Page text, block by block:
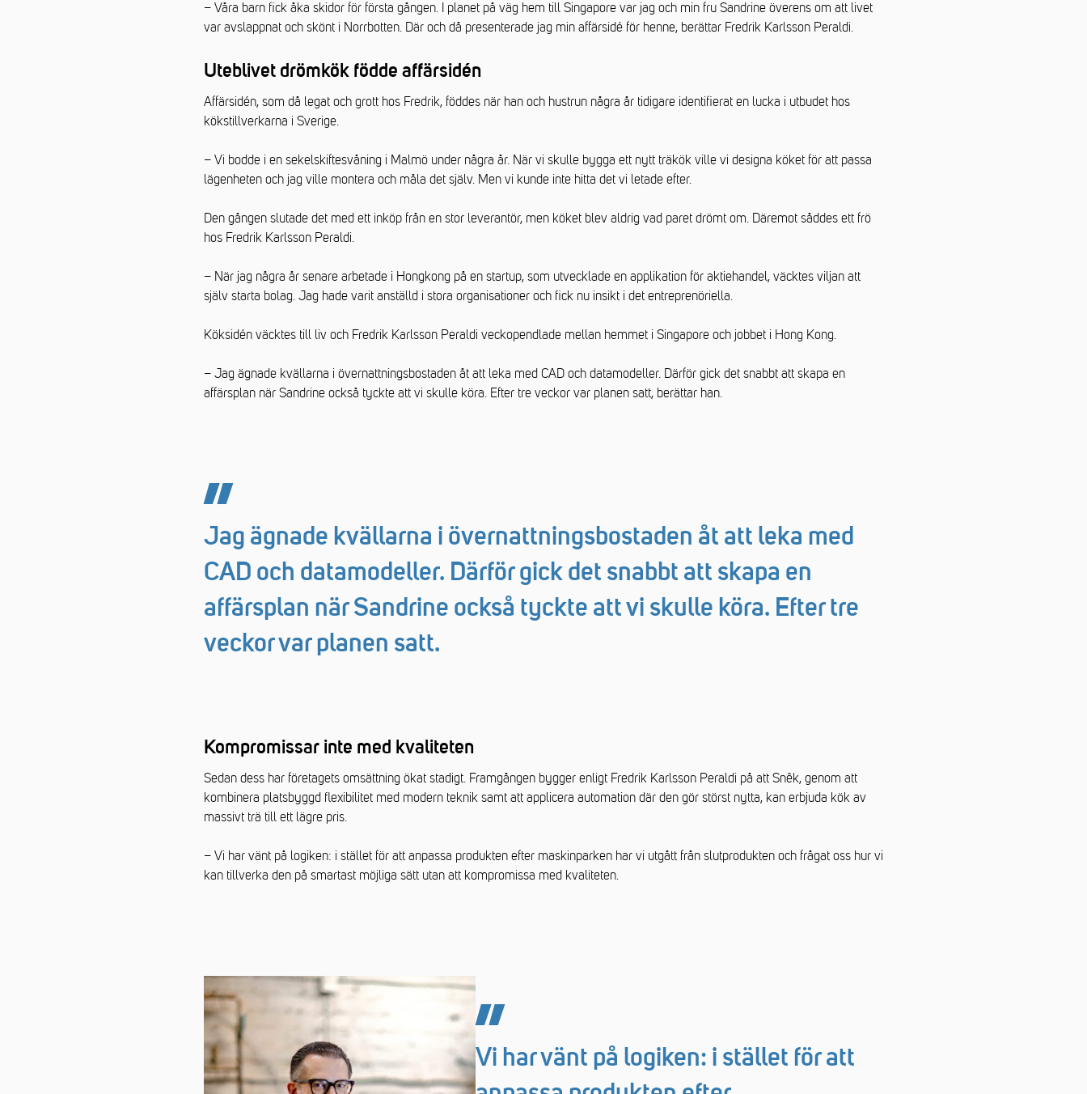
– Våra barn fick åka skidor för första gången. I planet på väg hem till Singapore var jag och min fru Sandrine överens om att livet
var avslappnat och skönt i Norrbotten. Där och då presenterade jag min affärsidé för henne, berättar Fredrik Karlsson Peraldi.
Uteblivet drömkök födde affärsidén
Affärsidén, som då legat och grott hos Fredrik, föddes när han och hustrun några år tidigare identifierat en lucka i utbudet hos
kökstillverkarna i Sverige.
– Vi bodde i en sekelskiftesvåning i Malmö under några år. När vi skulle bygga ett nytt träkök ville vi designa köket för att passa
lägenheten och jag ville montera och måla det själv. Men vi kunde inte hitta det vi letade efter.
Den gången slutade det med ett inköp från en stor leverantör, men köket blev aldrig vad paret drömt om. Däremot såddes ett frö
hos Fredrik Karlsson Peraldi.
– När jag några år senare arbetade i Hongkong på en startup, som utvecklade en applikation för aktiehandel, väcktes viljan att
själv starta bolag. Jag hade varit anställd i stora organisationer och fick nu insikt i det entreprenöriella.
Köksidén väcktes till liv och Fredrik Karlsson Peraldi veckopendlade mellan hemmet i Singapore och jobbet i Hong Kong.
– Jag ägnade kvällarna i övernattningsbostaden åt att leka med CAD och datamodeller. Därför gick det snabbt att skapa en
affärsplan när Sandrine också tyckte att vi skulle köra. Efter tre veckor var planen satt, berättar han.
Jag ägnade kvällarna i övernattningsbostaden åt att leka med
CAD och datamodeller. Därför gick det snabbt att skapa en
affärsplan när Sandrine också tyckte att vi skulle köra. Efter tre
veckor var planen satt.
Kompromissar inte med kvaliteten
Sedan dess har företagets omsättning ökat stadigt. Framgången bygger enligt Fredrik Karlsson Peraldi på att Snêk, genom att
kombinera platsbyggd flexibilitet med modern teknik samt att applicera automation där den gör störst nytta, kan erbjuda kök av
massivt trä till ett lägre pris.
– Vi har vänt på logiken: i stället för att anpassa produkten efter maskinparken har vi utgått från slutprodukten och frågat oss hur vi
kan tillverka den på smartast möjliga sätt utan att kompromissa med kvaliteten.
Vi har vänt på logiken: i stället för att